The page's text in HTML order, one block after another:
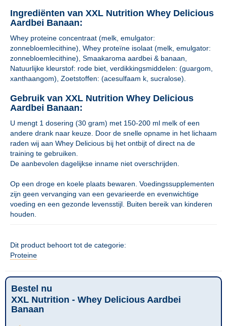
Ingrediënten van XXL Nutrition Whey Delicious
Aardbei Banaan:
Whey proteine concentraat (melk, emulgator:
zonnebloemlecithine), Whey proteïne isolaat (melk, emulgator:
zonnebloemlecithine), Smaakaroma aardbei & banaan,
Natuurlijke kleurstof: rode biet, verdikkingsmiddelen: (guargom,
xanthaangom), Zoetstoffen: (acesulfaam k, sucralose).
Gebruik van XXL Nutrition Whey Delicious
Aardbei Banaan:
U mengt 1 dosering (30 gram) met 150-200 ml melk of een
andere drank naar keuze. Door de snelle opname in het lichaam
raden wij aan Whey Delicious bij het ontbijt of direct na de
training te gebruiken.
De aanbevolen dagelijkse inname niet overschrijden.
Op een droge en koele plaats bewaren. Voedingssupplementen
zijn geen vervanging van een gevarieerde en evenwichtige
voeding en een gezonde levensstijl. Buiten bereik van kinderen
houden.
Dit product behoort tot de categorie:
Proteine
Bestel nu
XXL Nutrition - Whey Delicious Aardbei
Banaan